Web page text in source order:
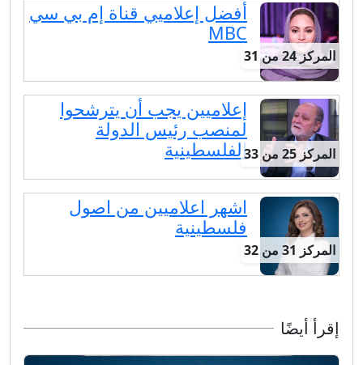
المركز 24 من 31
أفضل إعلاميي قناة إم بي سي
MBC
المركز 25 من 33
إعلاميين يجب أن يترشحوا
لمنصب رئيس الدولة
الفلسطينية
المركز 31 من 32
اشهر اعلاميين من اصول
فلسطينية
إقرأ أيضًا